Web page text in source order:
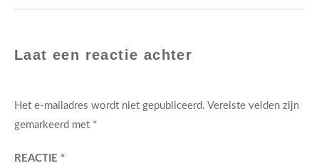
Laat een reactie achter
Het e-mailadres wordt niet gepubliceerd. Vereiste velden zijn
gemarkeerd met *
REACTIE *